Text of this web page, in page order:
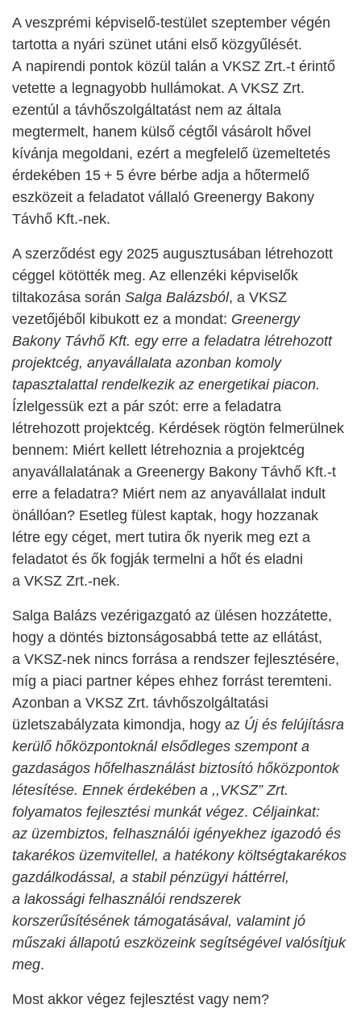
A veszprémi képviselő-testület szeptember végén
tartotta a nyári szünet utáni első közgyűlését.
A napirendi pontok közül talán a VKSZ Zrt.-t érintő
vetette a legnagyobb hullámokat. A VKSZ Zrt.
ezentúl a távhőszolgáltatást nem az általa
megtermelt, hanem külső cégtől vásárolt hővel
kívánja megoldani, ezért a megfelelő üzemeltetés
érdekében 15 + 5 évre bérbe adja a hőtermelő
eszközeit a feladatot vállaló Greenergy Bakony
Távhő Kft.-nek.
A szerződést egy 2025 augusztusában létrehozott
céggel kötötték meg. Az ellenzéki képviselők
tiltakozása során Salga Balázsból, a VKSZ
vezetőjéből kibukott ez a mondat: Greenergy
Bakony Távhő Kft. egy erre a feladatra létrehozott
projektcég, anyavállalata azonban komoly
tapasztalattal rendelkezik az energetikai piacon.
Ízlelgessük ezt a pár szót: erre a feladatra
létrehozott projektcég. Kérdések rögtön felmerülnek
bennem: Miért kellett létrehoznia a projektcég
anyavállalatának a Greenergy Bakony Távhő Kft.-t
erre a feladatra? Miért nem az anyavállalat indult
önállóan? Esetleg fülest kaptak, hogy hozzanak
létre egy céget, mert tutira ők nyerik meg ezt a
feladatot és ők fogják termelni a hőt és eladni
a VKSZ Zrt.-nek.
Salga Balázs vezérigazgató az ülésen hozzátette,
hogy a döntés biztonságosabbá tette az ellátást,
a VKSZ‑nek nincs forrása a rendszer fejlesztésére,
míg a piaci partner képes ehhez forrást teremteni.
Azonban a VKSZ Zrt. távhőszolgáltatási
üzletszabályzata kimondja, hogy az Új és felújításra
kerülő hőközpontoknál elsődleges szempont a
gazdaságos hőfelhasználást biztosító hőközpontok
létesítése. Ennek érdekében a ,,VKSZ” Zrt.
folyamatos fejlesztésimunkát végez. Céljainkat:
az üzembiztos, felhasználói igényekhez igazodó és
takarékos üzemvitellel, a hatékony költségtakarékos
gazdálkodással, a stabil pénzügyi háttérrel,
a lakossági felhasználói rendszerek
korszerűsítésének támogatásával, valamint jó
műszaki állapotú eszközeink segítségével valósítjuk
meg.
Most akkor végez fejlesztést vagy nem?